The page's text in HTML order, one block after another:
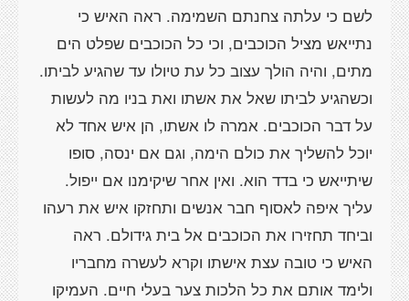
לשם כי עלתה צחנתם השמימה. ראה האיש כי
נתייאש מציל הכוכבים, וכי כל הכוכבים שפלט הים
מתים, והיה הולך עצוב כל עת טיולו עד שהגיע לביתו.
וכשהגיע לביתו שאל את אשתו ואת בניו מה לעשות
על דבר הכוכבים. אמרה לו אשתו, הן איש אחד לא
יוכל להשליך את כולם הימה, וגם אם ינסה, סופו
שיתייאש כי בדד הוא. ואין אחר שיקימנו אם ייפול.
עליך איפה לאסוף חבר אנשים ותחזקו איש את רעהו
וביחד תחזירו את הכוכבים אל בית גידולם. ראה
האיש כי טובה עצת אישתו וקרא לעשרה מחבריו
ולימד אותם את כל הלכות צער בעלי חיים. העמיקו